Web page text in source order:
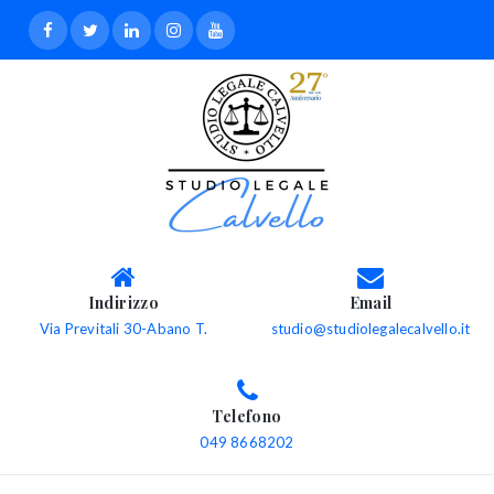
Indirizzo
Via Previtali 30-Abano T.
Email
studio@studiolegalecalvello.it
Telefono
049 8668202